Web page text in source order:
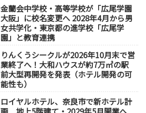
金蘭会中学校・高等学校が「広尾学園
大阪」に校名変更へ 2028年4月から男
女共学化・東京都の進学校「広尾学
園」と教育連携
りんくうシークルが2026年10月末で営
業終了へ！大和ハウスが約7万㎡の駅
前大型再開発を発表（ホテル開発の可
能性も）
ロイヤルホテル、奈良市で新ホテル計